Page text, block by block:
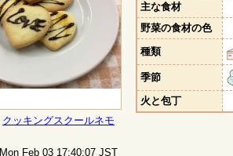
クッキングスクールネモ
Mon Feb 03 17:40:07 JST
主な食材
野菜の食材の色
種類
季節
火と包丁